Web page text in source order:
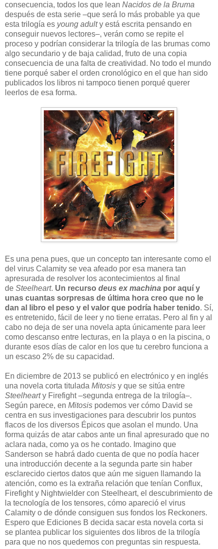
consecuencia, todos los que lean Nacidos de la Bruma
después de esta serie –que será lo más probable ya que
esta trilogía es young adulty está escrita pensando en
conseguir nuevos lectores–, verán como se repite el
proceso y podrían considerar la trilogía de las brumas como
algo secundario y de baja calidad, fruto de una copia
consecuencia de una falta de creatividad. No todo el mundo
tiene porqué saber el orden cronológico en el que han sido
publicados los libros ni tampoco tienen porqué querer
leerlos de esa forma.
Es una pena pues, que un concepto tan interesante como el
del virus Calamity se vea afeado por esa manera tan
apresurada de resolver los acontecimientos al final
de Steelheart. Un recurso deus ex machina por aquí y
unas cuantas sorpresas de última hora creo que no le
dan al libro el peso y el valor que podría haber tenido. Sí,
es entretenido, fácil de leer y no tiene erratas. Pero al fin y al
cabo no deja de ser una novela apta únicamente para leer
como descanso entre lecturas, en la playa o en la piscina, o
durante esos días de calor en los que tu cerebro funciona a
un escaso 2% de su capacidad.
En diciembre de 2013 se publicó en electrónico y en inglés
una novela corta titulada Mitosis y que se sitúa entre
Steelhearty Firefight –segunda entrega de la trilogía–.
Según parece, en Mitosis podemos ver cómo David se
centra en sus investigaciones para descubrir los puntos
flacos de los diversos Épicos que asolan el mundo. Una
forma quizás de atar cabos ante un final apresurado que no
aclara nada, como ya os he contado. Imagino que
Sanderson se habrá dado cuenta de que no podía hacer
una introducción decente a la segunda parte sin haber
esclarecido ciertos datos que aún me siguen llamando la
atención, como es la extraña relación que tenían Conflux,
Firefight y Nightwielder con Steelheart, el descubrimiento de
la tecnología de los tensores, cómo apareció el virus
Calamity o de dónde consiguen sus fondos los Reckoners.
Espero que Ediciones B decida sacar esta novela corta si
se plantea publicar los siguientes dos libros de la trilogía
para que no nos quedemos con preguntas sin respuesta.